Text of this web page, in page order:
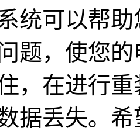
统可以帮
题，使您
，在进行
据丢失。